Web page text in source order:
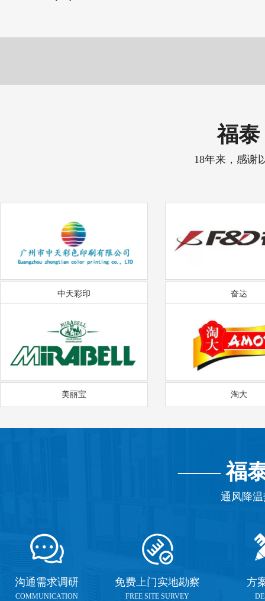
福泰
18年来，感谢
中天彩印 奋达
美丽宝 淘大
——福
通风降
沟通需求调研
COMMUNICATION
免费上门实地勘察
FREE SITE SURVEY
方